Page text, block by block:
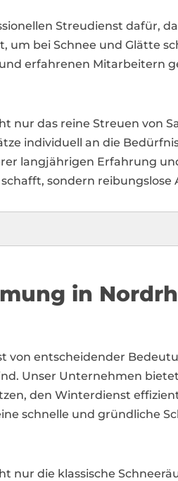
Streudienst dafür,
um bei Schnee und Glätte
erfahrenen Mitarbeitern
nur das reine Streuen von
individuell an die
langjährigen Erfahrung
sondern
in
von entscheidender
Unser Unternehmen
den Winterdienst
schnelle und gründliche
nur die klassische